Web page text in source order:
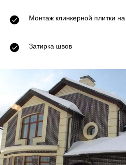
Монтаж клинкерной плитки
Затирка швов